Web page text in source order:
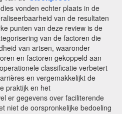
vonden echter plaats in de
van de resultaten
punten van deze review is de
van de factoren die
van artsen, waaronder
en factoren gekoppeld aan
classificatie verbetert
en vergemakkelijkt de
praktijk en het
er gegevens over faciliterende
niet de oorspronkelijke bedoeling